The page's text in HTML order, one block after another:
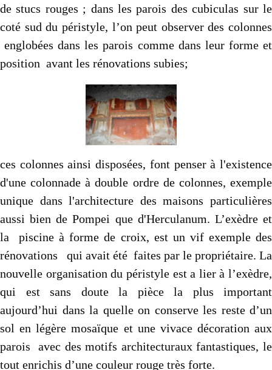
de stucs rouges ; dans les parois des cubiculas sur le
coté sud du péristyle, l’on peut observer des colonnes
englobées dans les parois comme dans leur forme et
position avant les rénovations subies;
ces colonnes ainsi disposées, font penser à l'existence
d'une colonnade à double ordre de colonnes, exemple
unique dans l'architecture des maisons particulières
aussi bien de Pompei que d'Herculanum. L’exèdre et
la piscine à forme de croix, est un vif exemple des
rénovations qui avait été faites par le propriétaire. La
nouvelle organisation du péristyle est a lier à l’exèdre,
qui est sans doute la pièce la plus important
aujourd’hui dans la quelle on conserve les reste d’un
sol en légère mosaïque et une vivace décoration aux
parois avec des motifs architecturaux fantastiques, le
tout enrichis d’une couleur rouge très forte.